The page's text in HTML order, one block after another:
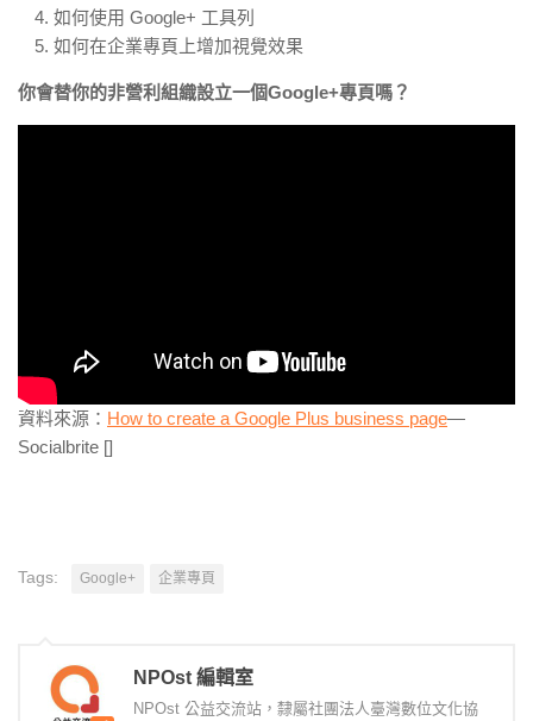
如何使用 Google+ 工具列
如何在企業專頁上增加視覺效果
你會替你的非營利組織設立一個Google+專頁嗎？
資料來源： How to create a Google Plus business page—
Socialbrite []
Tags: Google+ 企業專頁
NPOst 編輯室
NPOst 公益交流站，隸屬社團法人臺灣數位文化協